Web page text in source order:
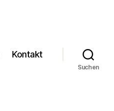
Kontakt
Suchen